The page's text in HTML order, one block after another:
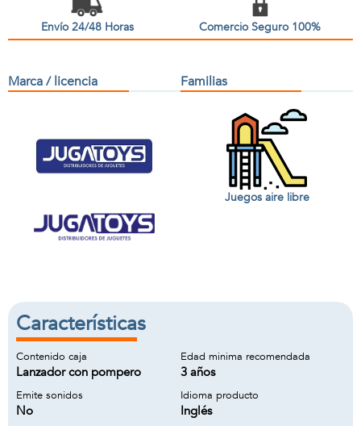
Envío 24/48 Horas Comercio Seguro 100%
Marca / licencia Familias
Juegos aire libre
Características
Contenido caja
Lanzador con pompero
Edad minima recomendada
3 años
Emite sonidos
No
Idioma producto
Inglés